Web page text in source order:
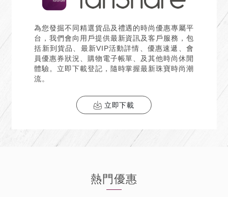
為您發掘不同精選貨品及禮遇的時尚優惠專屬平
台，我們會向用戶提供最新資訊及客戶服務，包
括新到貨品、最新VIP活動詳情、優惠速遞、會
員優惠券狀況、購物電子帳單、及其他時尚休閒
體驗。立即下載登記，隨時掌握最新珠寶時尚潮
流。
立即下載
熱門優惠